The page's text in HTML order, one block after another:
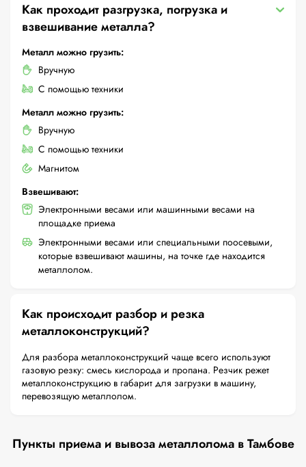
Как проходит разгрузка, погрузка и
взвешивание металла?
Металл можно грузить:
Вручную
С помощью техники
Металл можно грузить:
Вручную
С помощью техники
Магнитом
Взвешивают:
Электронными весами или машинными весами на
площадке приема
Электронными весами или специальными поосевыми,
которые взвешивают машины, на точке где находится
металлолом.
Как происходит разбор и резка
металлоконструкций?
Для разбора металлоконструкций чаще всего используют
газовую резку: смесь кислорода и пропана. Резчик режет
металлоконструкцию в габарит для загрузки в машину,
перевозящую металлолом.
Пункты приема и вывоза металлолома в Тамбове